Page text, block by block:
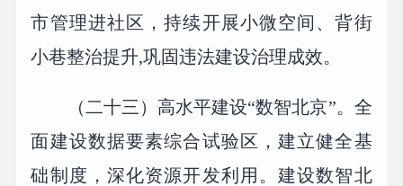
市管理进社区，持续开展小微空间、背街
小巷整治提升,巩固违法建设治理成效。
（二十三）高水平建设“数智北京”。全
面建设数据要素综合试验区，建立健全基
础制度，深化资源开发利用。建设数智北